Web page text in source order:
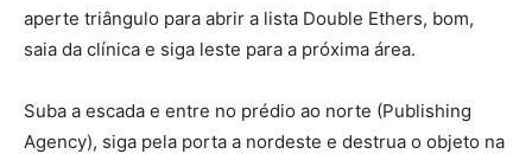
aperte triângulo para abrir a lista Double Ethers, bom,
saia da clínica e siga leste para a próxima área.
Suba a escada e entre no prédio ao norte (Publishing
Agency), siga pela porta a nordeste e destrua o objeto na